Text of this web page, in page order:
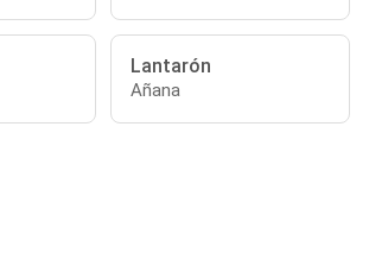
Lantarón
Añana